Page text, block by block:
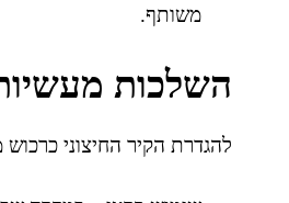
משותף.
השלכות
להגדרת הקיר החיצוני